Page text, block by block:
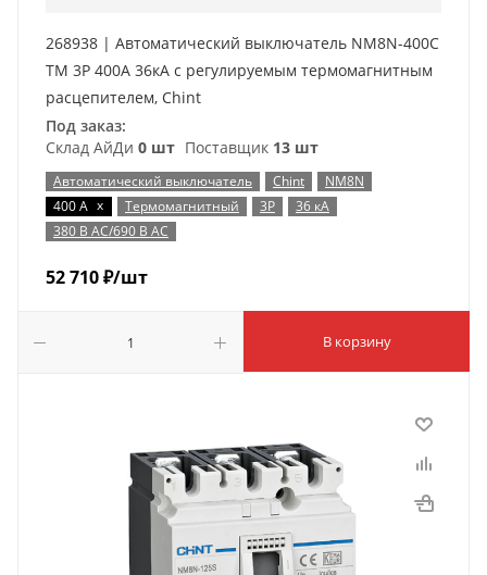
268938 | Автоматический выключатель NM8N-400C
TM 3P 400А 36кА с регулируемым термомагнитным
расцепителем, Chint
Под заказ:
Склад АйДи 0 шт Поставщик 13 шт
Автоматический выключатель Chint
NM8N
400 А x Термомагнитный 3P
36 кА
380 В AC/690 В AC
52 710₽/шт
В корзину